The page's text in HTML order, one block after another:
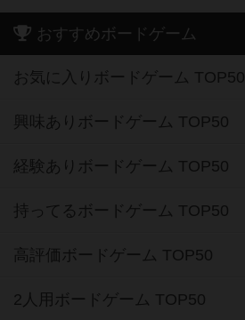
おすすめボードゲーム
お気に入りボードゲーム TOP50
興味ありボードゲーム TOP50
経験ありボードゲーム TOP50
持ってるボードゲーム TOP50
高評価ボードゲーム TOP50
2人用ボードゲーム TOP50